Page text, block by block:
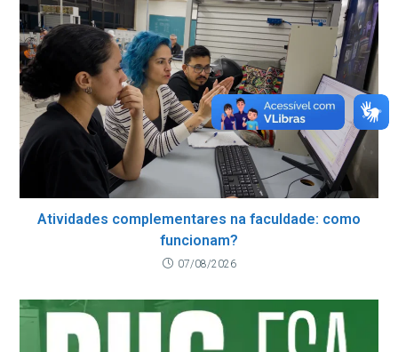
Atividades complementares na faculdade: como
funcionam?
07/08/2026